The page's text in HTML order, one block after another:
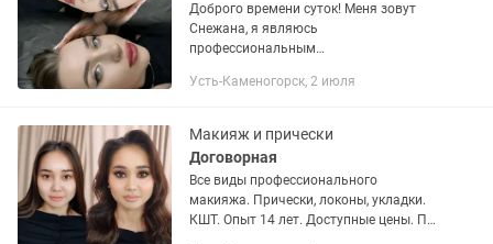
Доброго времени суток! Меня зовут
Снежана, я являюсь
профессиональным
перманентного макияжа. Помогают
использованием качественных...
Усть-Каменогорск, 2 июля
Макияж и прически
Договорная
Все виды профессионального
макияжа. Прически, локоны, укладки.
КШТ. Опыт 14 лет. Доступные цены. По